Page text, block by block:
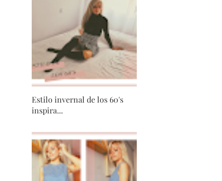
Estilo invernal de los 60's
inspira...